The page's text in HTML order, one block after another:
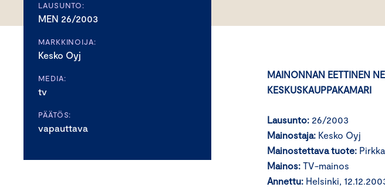
LAUSUNTO:
MEN 26/2003
MARKKINOIJA:
Kesko Oyj
MEDIA:
tv
PÄÄTÖS:
vapauttava
MAINONNAN EETTINEN
KESKUSKAUPPAKAMARI
Lausunto: 26/2003
Mainostaja: Kesko Oyj
Mainostettava tuote:
Mainos: TV-mainos
Annettu: Helsinki,